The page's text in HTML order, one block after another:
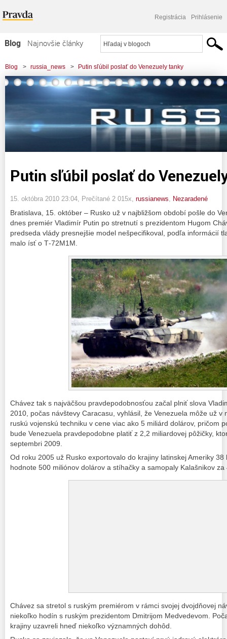
Registrácia Prihlásenie
Blog
Najnovšie články
Najčítanejšie články
Najkomentovanejšie články
Zoznam blogov
Komerčné blogy
Blog > russia_news > Putin sľúbil poslať do Venezuely tanky
Putin sľúbil poslať do
15. októbra 2010 23:04 , Prečítané 2 015x, russianews Nezaradené
Bratislava, 15. október – Rusko už v najbližšom období pošle do
dnes premiér Vladimír Putin po stretnutí s prezidentom Hugom
predseda vlády presnejšie model nešpecifikoval, podľa informácií
malo ísť o Т-72М1М.
Chávez tak s najväčšou pravdepodobnosťou začal plniť slova
2010, počas návštevy Caracasu, vyhlásil, že Venezuela môže už
ruskú vojenskú techniku v cene viac ako 5 miliárd dolárov, pričom
bude Venezuela pravdepodobne platiť z 2,2 miliardovej pôžičky,
septembri 2009.
Od roku 2005 už Rusko exportovalo do krajiny latinskej Ameriky
hodnote 500 miliónov dolárov a stíhačky a samopaly Kalašnikov za
Chávez sa stretol s ruským premiérom v rámci svojej dvojdňovej
niekoľko hodín s ruským prezidentom Dmitrijom Medvedevom.
krajiny uzavreli hneď niekoľko významných dohôd.